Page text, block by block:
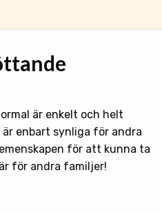
är enkelt och helt
enbart synliga för andra
för att kunna ta
för andra familjer!